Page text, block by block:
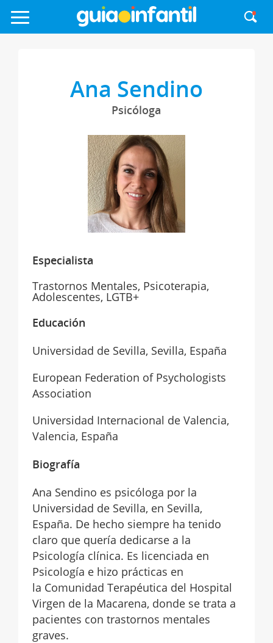
Ana Sendino
Psicóloga
Especialista
Trastornos Mentales, Psicoterapia,
Adolescentes, LGTB+
Educación
Universidad de Sevilla, Sevilla, España
European Federation of Psychologists
Association
Universidad Internacional de Valencia,
Valencia, España
Biografía
Ana Sendino es psicóloga por la
Universidad de Sevilla, en Sevilla,
España. De hecho siempre ha tenido
claro que quería dedicarse a la
Psicología clínica. Es licenciada en
Psicología e hizo prácticas en
la Comunidad Terapéutica del Hospital
Virgen de la Macarena, donde se trata a
pacientes con trastornos mentales
graves.